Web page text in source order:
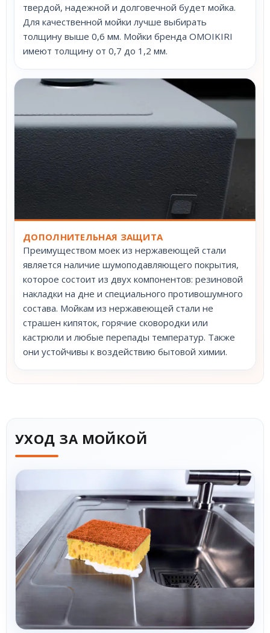
твердой, надежной и долговечной будет мойка.
Для качественной мойки лучше выбирать
толщину выше 0,6 мм. Мойки бренда OMOIKIRI
имеют толщину от 0,7 до 1,2 мм.
ДОПОЛНИТЕЛЬНАЯ ЗАЩИТА
Преимуществом моек из нержавеющей стали
является наличие шумоподавляющего покрытия,
которое состоит из двух компонентов: резиновой
накладки на дне и специального противошумного
состава. Мойкам из нержавеющей стали не
страшен кипяток, горячие сковородки или
кастрюли и любые перепады температур. Также
они устойчивы к воздействию бытовой химии.
УХОД ЗА МОЙКОЙ